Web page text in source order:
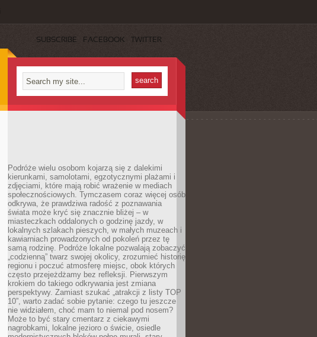
SUBSCRIBE FACEBOOK TWITTER
Podróże wielu osobom kojarzą się z dalekimi
kierunkami, samolotami, egzotycznymi plażami i
zdjęciami, które mają robić wrażenie w mediach
społecznościowych. Tymczasem coraz więcej osób
odkrywa, że prawdziwa radość z poznawania
świata może kryć się znacznie bliżej – w
miasteczkach oddalonych o godzinę jazdy, w
lokalnych szlakach pieszych, w małych muzeach i
kawiarniach prowadzonych od pokoleń przez tę
samą rodzinę. Podróże lokalne pozwalają zobaczyć
„codzienną” twarz swojej okolicy, zrozumieć historię
regionu i poczuć atmosferę miejsc, obok których
często przejeżdżamy bez refleksji. Pierwszym
krokiem do takiego odkrywania jest zmiana
perspektywy. Zamiast szukać „atrakcji z listy TOP
10”, warto zadać sobie pytanie: czego tu jeszcze
nie widziałem, choć mam to niemal pod nosem?
Może to być stary cmentarz z ciekawymi
nagrobkami, lokalne jezioro o świcie, osiedle